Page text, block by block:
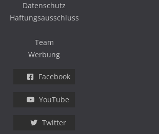
Datenschutz
Haftungsausschluss
Team
Werbung
Facebook
YouTube
Twitter